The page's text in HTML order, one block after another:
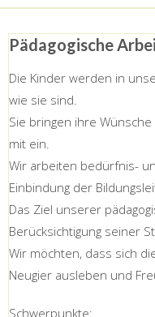
Pädagogische
Die Kinder werden in
wie sie sind.
Sie bringen ihre
mit ein.
Wir arbeiten bedürfnis-
Einbindung der
Das Ziel unserer
Berücksichtigung seiner
Wir möchten, dass sich
Neugier ausleben und
Schwerpunkte: